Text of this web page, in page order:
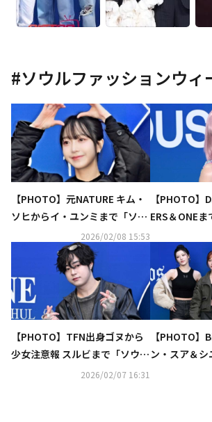
#ソウルファッションウィ
【PHOTO】元NATURE キム・
ソヒからイ・ユンミまで「ソウ
ルファッションウィーク」に出
2026/02/08 15:53
【PHOTO】
ERS＆ONE
ションウィ
【PHOTO】TFN出身ゴヌから
少女注意報 スルビまで「ソウル
ファッションウィーク」に出席
2026/02/07 16:31
【PHOTO
ン・スア＆
9出身イ・ソ